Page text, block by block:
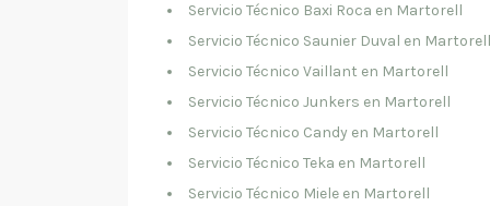
Servicio Técnico Baxi Roca en Martorell
Servicio Técnico Saunier Duval en Martorell
Servicio Técnico Vaillant en Martorell
Servicio Técnico Junkers en Martorell
Servicio Técnico Candy en Martorell
Servicio Técnico Teka en Martorell
Servicio Técnico Miele en Martorell